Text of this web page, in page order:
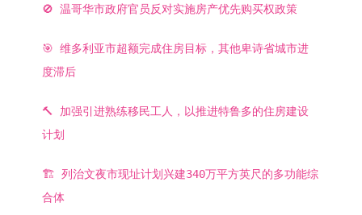
🚫 温哥华市政府官员反对实施房产优先购买权政策
🎯 维多利亚市超额完成住房目标，其他卑诗省城市进
度滞后
🔨 加强引进熟练移民工人，以推进特鲁多的住房建设
计划
🏗️ 列治文夜市现址计划兴建340万平方英尺的多功能综
合体